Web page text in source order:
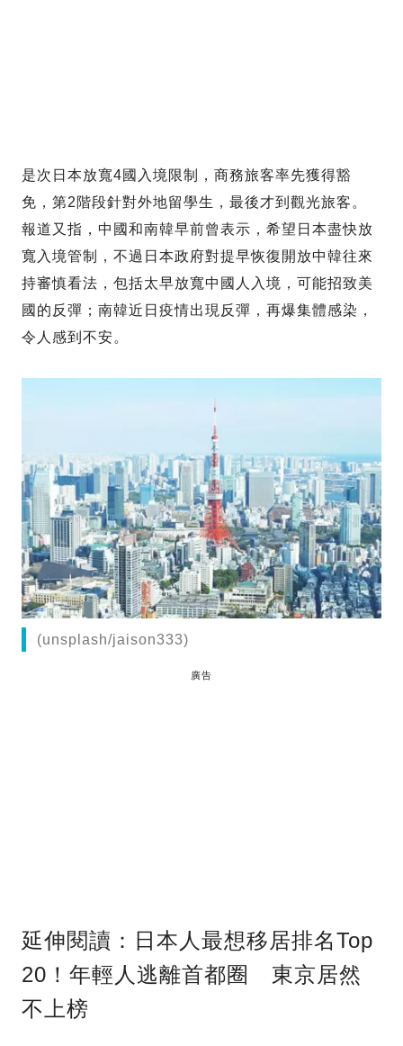
是次日本放寬4國入境限制，商務旅客率先獲得豁
免，第2階段針對外地留學生，最後才到觀光旅客。
報道又指，中國和南韓早前曾表示，希望日本盡快放
寬入境管制，不過日本政府對提早恢復開放中韓往來
持審慎看法，包括太早放寬中國人入境，可能招致美
國的反彈；南韓近日疫情出現反彈，再爆集體感染，
令人感到不安。
(unsplash/jaison333)
廣告
延伸閱讀：日本人最想移居排名Top
20！年輕人逃離首都圈 東京居然
不上榜